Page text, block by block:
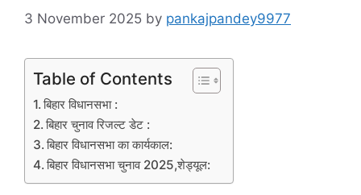
3 November 2025 by pankajpandey9977
Table of Contents
बिहार विधानसभा :
बिहार चुनाव रिजल्ट डेट :
बिहार विधानसभा का कार्यकाल:
बिहार विधानसभा चुनाव 2025,शेड्यूल: